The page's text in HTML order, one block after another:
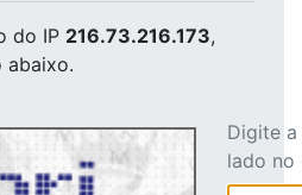
do IP 216.73.216.173,
abaixo.
Digite
lado no